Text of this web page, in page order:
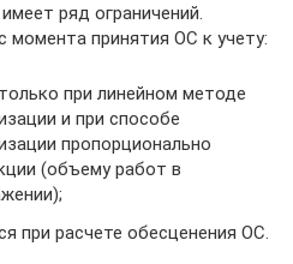
ряд ограничений.
момента принятия ОС к учету:
при линейном методе
и при способе
пропорционально
(объему работ в
при расчете обесценения ОС.